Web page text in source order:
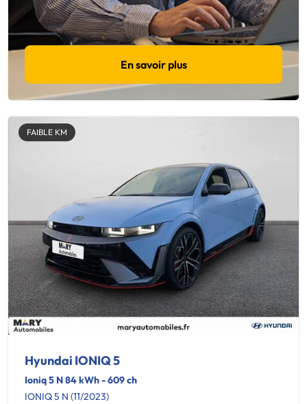
En savoir plus
FAIBLE KM
Hyundai IONIQ 5
Ioniq 5 N 84 kWh - 609 ch
IONIQ 5 N (11/2023)